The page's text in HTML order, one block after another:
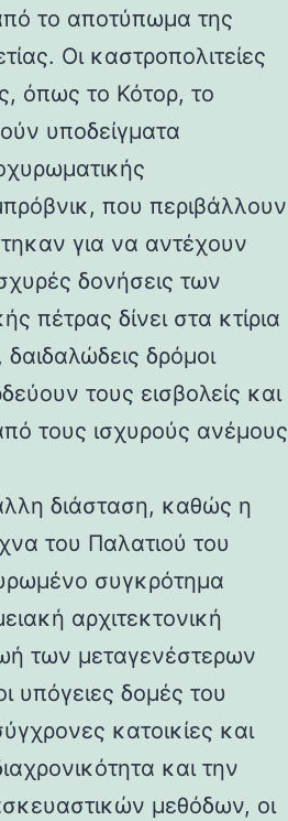
το αποτύπωμα της
Οι καστροπολιτείες
όπως το Κότορ, το
υποδείγματα
που περιβάλλουν
για να αντέχουν
δονήσεις των
πέτρας δίνει στα κτίρια
δρόμοι
τους εισβολείς και
τους ισχυρούς ανέμους
διάσταση, καθώς η
του Παλατιού του
συγκρότημα
αρχιτεκτονική
των μεταγενέστερων
υπόγειες δομές του
κατοικίες και
και την
μεθόδων, οι